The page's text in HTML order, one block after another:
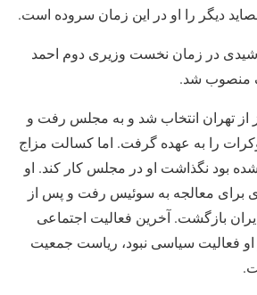
دیگر را او در این زمان سروده است.
سال 1324 خورشیدی در زمان نخست وزیری دوم احمد
منصوب شد.
از تهران انتخاب شد و به مجلس رفت و
را به عهده گرفت. اما کسالت مزاج
شده بود نگذاشت او در مجلس کار کند. او
خورشیدی برای معالجه به سوئیس رفت و پس از
در سال 1328 به ایران بازگشت. آخرین فعالیت اجتماعی
او فعالیت سیاسی نبود، ریاست جمعیت